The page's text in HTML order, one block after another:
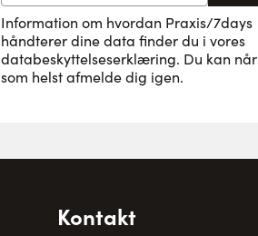
Information om hvordan Praxis/7days
håndterer dine data finder du i vores
databeskyttelseserklæring. Du kan når
som helst afmelde dig igen.
Kontakt